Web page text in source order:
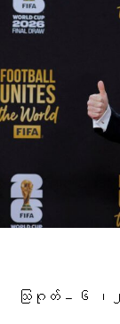
သြဂုတ် – ၆